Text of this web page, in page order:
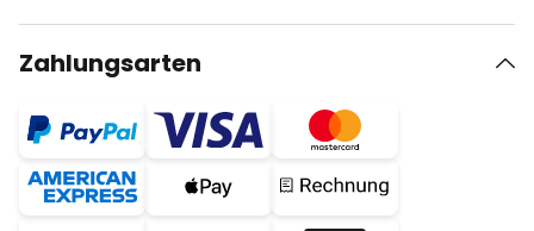
Zahlungsarten